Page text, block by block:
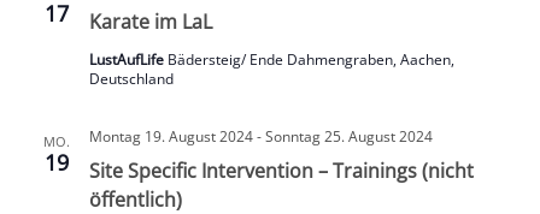
17 Karate im LaL
LustAufLife Bädersteig/ Ende Dahmengraben, Aachen,
Deutschland
MO.
19
Site Specific Intervention – Trainings (nicht
öffentlich)
Montag 19. August 2024-Sonntag 25. August 2024